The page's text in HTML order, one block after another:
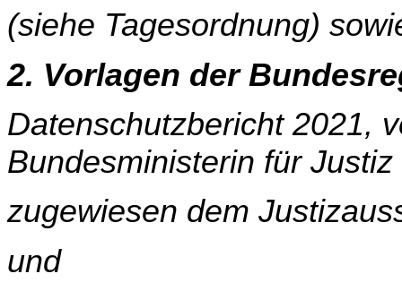
(siehe Tagesordnung)
2. Vorlagen der
Datenschutzbericht 2021,
Bundesministerin für
zugewiesen dem
und